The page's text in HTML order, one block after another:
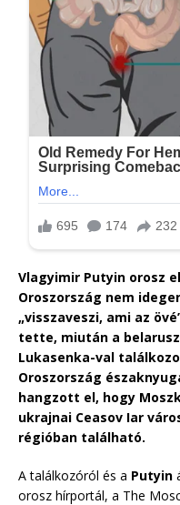
Vlagyimir Putyin orosz
Oroszország nem
„visszaveszi, ami az
tette, miután a
Lukasenka-val
Oroszország
hangzott el, hogy
ukrajnai Ceasov Iar
régióban található.
A találkozóról és a Putyin
orosz hírportál, a The